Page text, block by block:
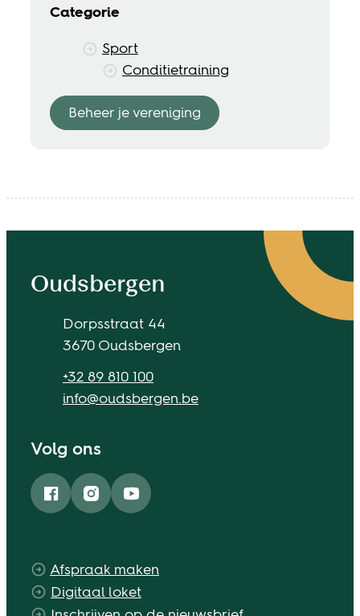
Categorie
Sport
Conditietraining
Beheer je vereniging
Contact & openingsuren
Oudsbergen
AdresDorpsstraat 44
,3670 Oudsbergen
+32 89 810 100
E-mailinfo@oudsbergen.be
Afspraak maken
Digitaal loket
Volg ons
FacebookInstagramYouTube